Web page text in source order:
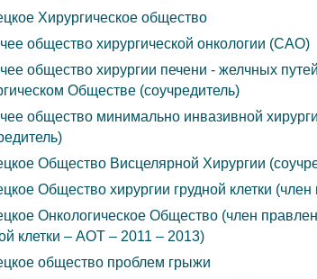
Хирургическое общество
общество хирургической онкологии (САО)
общество хирургии печени - желчных
Обществе (соучредитель)
общество минимально инвазивной
Общество Висцелярной Хирургии
Общество хирургии грудной клетки
Онкологическое Общество (член
клетки – АОТ – 2011 – 2013)
общество проблем грыжи